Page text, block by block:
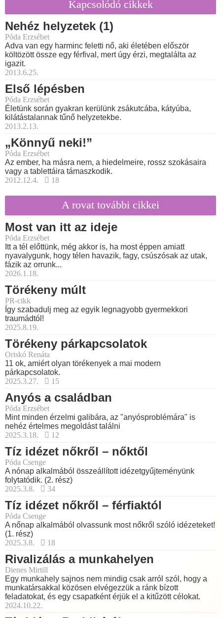
Kapcsolódó cikkek
Nehéz helyzetek (1)
Póda Erzsébet
Adva van egy harminc feletti nő, aki életében először
költözött össze egy férfival, mert úgy érzi, megtalálta az
igazit.
2013.6.25.
Első lépésben
Póda Erzsébet
Életünk során gyakran kerülünk zsákutcába, kátyúba,
kilátástalannak tűnő helyzetekbe.
2013.2.13.
„Könnyű neki!”
Póda Erzsébet
Az ember, ha másra nem, a hiedelmeire, rossz szokásaira
vagy a tablettáira támaszkodik.
2012.12.4.
18
A rovat további cikkei
Most van itt az ideje
Póda Erzsébet
Itt a tél előttünk, még akkor is, ha most éppen amiatt
nyavalygunk, hogy télen havazik, fagy, csúszósak az utak,
fázik az orrunk...
2026.1.18.
Törékeny múlt
PR-cikk
Így szabadulj meg az egyik legnagyobb gyermekkori
traumádtól!
2025.8.19.
Törékeny párkapcsolatok
Oriskó Renáta
11 ok, amiért olyan törékenyek a mai modern
párkapcsolatok.
2025.3.27.
15
Anyós a családban
Póda Erzsébet
Mint minden érzelmi galibára, az "anyósproblémára" is
nehéz értelmes megoldást találni
2025.3.18.
12
Tíz idézet nőkről – nőktől
Póda Csenge
A nónap alkalmából összeállított idézetgyűjteményünk
folytatódik. (2. rész)
2025.3.8.
34
Tíz idézet nőkről – férfiaktól
Póda Csenge
A nőnap alkalmából olvassunk most nőkről szóló idézeteket!
(1. rész)
2025.3.8.
18
Rivalizálás a munkahelyen
Dienes Mirtill
Egy munkahely sajnos nem mindig csak arról szól, hogy a
munkatársakkal közösen elvégezzük a ránk bízott
feladatokat, és egy csapatként érjük el a kitűzött célokat.
2024.10.22.